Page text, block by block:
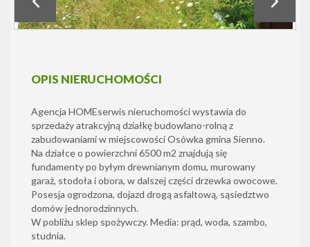
OPIS NIERUCHOMOŚCI
Agencja HOMEserwis nieruchomości wystawia do
sprzedaży atrakcyjną działkę budowlano-rolną z
zabudowaniami w miejscowości Osówka gmina Sienno.
Na działce o powierzchni 6500 m2 znajdują się
fundamenty po byłym drewnianym domu, murowany
garaż, stodoła i obora, w dalszej części drzewka owocowe.
Posesja ogrodzona, dojazd drogą asfaltową, sąsiedztwo
domów jednorodzinnych.
W pobliżu sklep spożywczy. Media: prąd, woda, szambo,
studnia.